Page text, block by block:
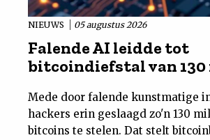
NIEUWS 05 augustus 2026
Falende AI leidde tot
bitcoindiefstal van 130
Mede door falende kunstmatige
hackers erin geslaagd zo'n 130
bitcoins te stelen. Dat stelt